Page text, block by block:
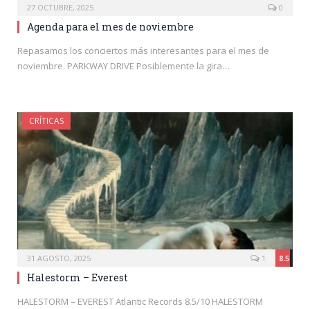
27 OCTUBRE, 2025 0
Agenda para el mes de noviembre
Repasamos los conciertos más interesantes para el mes de
noviembre. PARKWAY DRIVE Posiblemente la gira…
CRÍTICAS
31 AGOSTO, 2025 8.5
1
Halestorm – Everest
HALESTORM – EVEREST Atlantic Records 8.5/10 HALESTORM